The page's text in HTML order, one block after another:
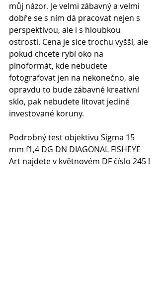
můj názor. Je velmi zábavný a velmi
dobře se s ním dá pracovat nejen s
perspektivou, ale i s hloubkou
ostrosti. Cena je sice trochu vyšší, ale
pokud chcete rybí oko na
plnoformát, kde nebudete
fotografovat jen na nekonečno, ale
opravdu to bude zábavné kreativní
sklo, pak nebudete litovat jediné
investované koruny.
Podrobný test objektivu Sigma 15
mm f1,4 DG DN DIAGONAL FISHEYE
Art najdete v květnovém DF číslo 245 !